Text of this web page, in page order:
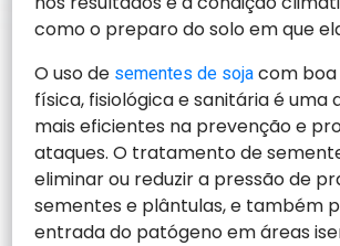
como o preparo do solo em que
O uso de sementes de sojacom boa
física, fisiológica e sanitária é uma
mais eficientes na prevenção e
ataques. O tratamento de
eliminar ou reduzir a pressão de
sementes e plântulas, e também
entrada do patógeno em áreas